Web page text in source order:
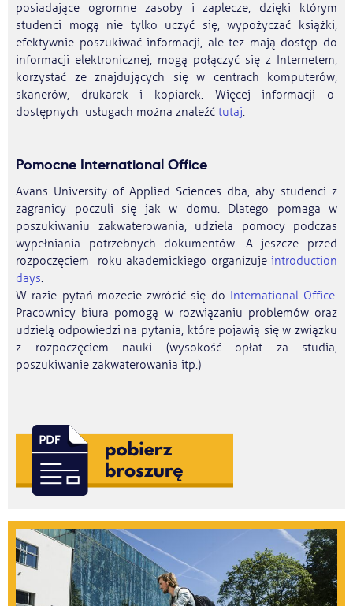
posiadające ogromne zasoby i zaplecze, dzięki którym
studenci mogą nie tylko uczyć się, wypożyczać książki,
efektywnie poszukiwać informacji, ale też mają dostęp do
informacji elektronicznej, mogą połączyć się z Internetem,
korzystać ze znajdujących się w centrach komputerów,
skanerów, drukarek i kopiarek. Więcej informacji o
dostępnych usługach można znaleźć tutaj.
Pomocne International Office
Avans University of Applied Sciences dba, aby studenci z
zagranicy poczuli się jak w domu. Dlatego pomaga w
poszukiwaniu zakwaterowania, udziela pomocy podczas
wypełniania potrzebnych dokumentów. A jeszcze przed
rozpoczęciem roku akademickiego organizuje introduction
days.
W razie pytań możecie zwrócić się do International Office.
Pracownicy biura pomogą w rozwiązaniu problemów oraz
udzielą odpowiedzi na pytania, które pojawią się w związku
z rozpoczęciem nauki (wysokość opłat za studia,
poszukiwanie zakwaterowania itp.)